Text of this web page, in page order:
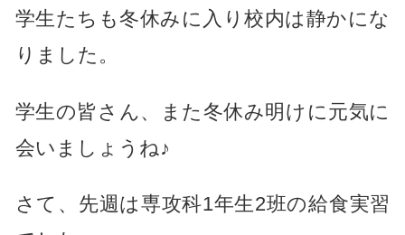
学生たちも冬休みに入り校内は静かにな
りました。
学生の皆さん、また冬休み明けに元気に
会いましょうね♪
さて、先週は専攻科1年生2班の給食実習